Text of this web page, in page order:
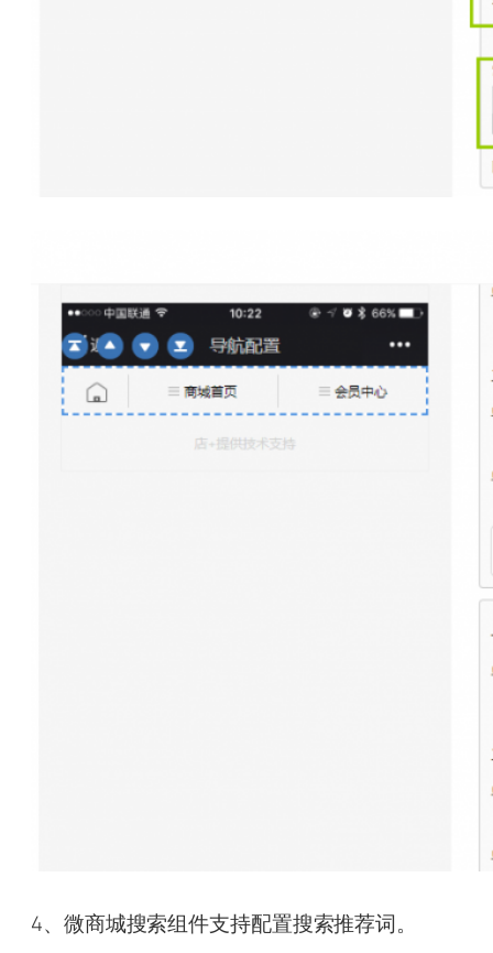
4、微商城搜索组件支持配置搜索推荐词。